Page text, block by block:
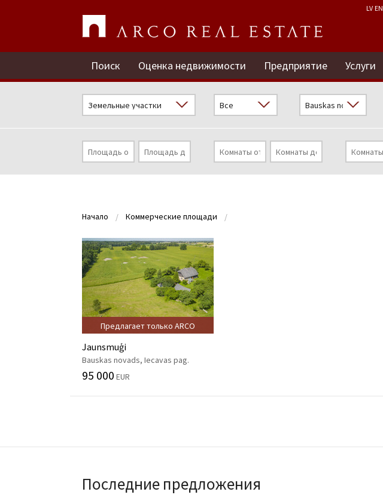
LV EN
Поиск Оценка недвижимости Предприятие Услуги
Начало Коммерческие площади
Предлагает только ARCO
Jaunsmuģi
Bauskas novads, Iecavas pag.
95 000 EUR
Последние предложения